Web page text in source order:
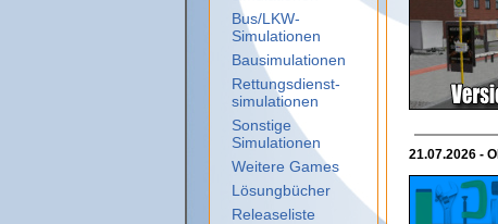
Bus/LKW-
Simulationen
Bausimulationen
Rettungsdienst-
simulationen
Sonstige
Simulationen
Weitere Games
Lösungbücher
Releaseliste
21.07.2026 -